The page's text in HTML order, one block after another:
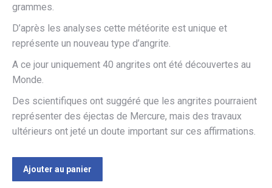
grammes.
D’après les analyses cette météorite est unique et
représente un nouveau type d’angrite.
A ce jour uniquement 40 angrites ont été découvertes au
Monde.
Des scientifiques ont suggéré que les angrites pourraient
représenter des éjectas de Mercure, mais des travaux
ultérieurs ont jeté un doute important sur ces affirmations.
Ajouter au panier